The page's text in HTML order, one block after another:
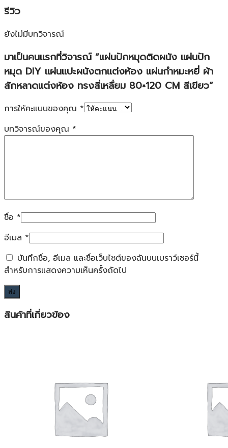
รีวิว
ยังไม่มีบทวิจารณ์
มาเป็นคนแรกที่วิจารณ์ “แผ่นปักหมุดติดผนัง แผ่นปัก
หมุด DIY แผ่นแปะผนังตกแต่งห้อง แผ่นกำหมะหยี่ ผ้า
สักหลาดแต่งห้อง ทรงสี่เหลื่ยม 80×120 CM สีเขียว”
การให้คะแนนของคุณ *
บทวิจารณ์ของคุณ *
ชื่อ *
อีเมล *
บันทึกชื่อ, อีเมล และชื่อเว็บไซต์ของฉันบนเบราว์เซอร์นี้
สำหรับการแสดงความเห็นครั้งถัดไป
สินค้าที่เกี่ยวข้อง